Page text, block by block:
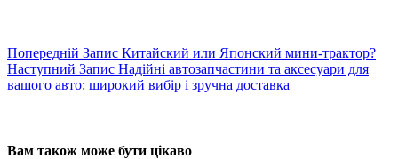
Попередній Запис Китайский или Японский мини-трактор?
Наступний Запис Надійні автозапчастини та аксесуари для
вашого авто: широкий вибір і зручна доставка
Вам також може бути цікаво